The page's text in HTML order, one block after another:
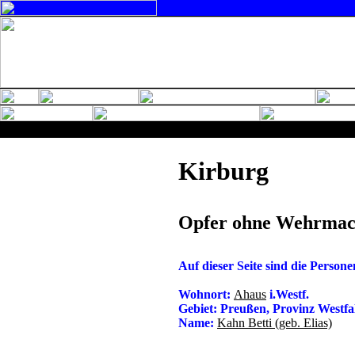
Kirburg
Opfer ohne
Auf dieser Seite sind die
Wohnort: Ahaus i.Westf.
Gebiet: Preußen, Provinz
Name: Kahn Betti (geb. Elias)